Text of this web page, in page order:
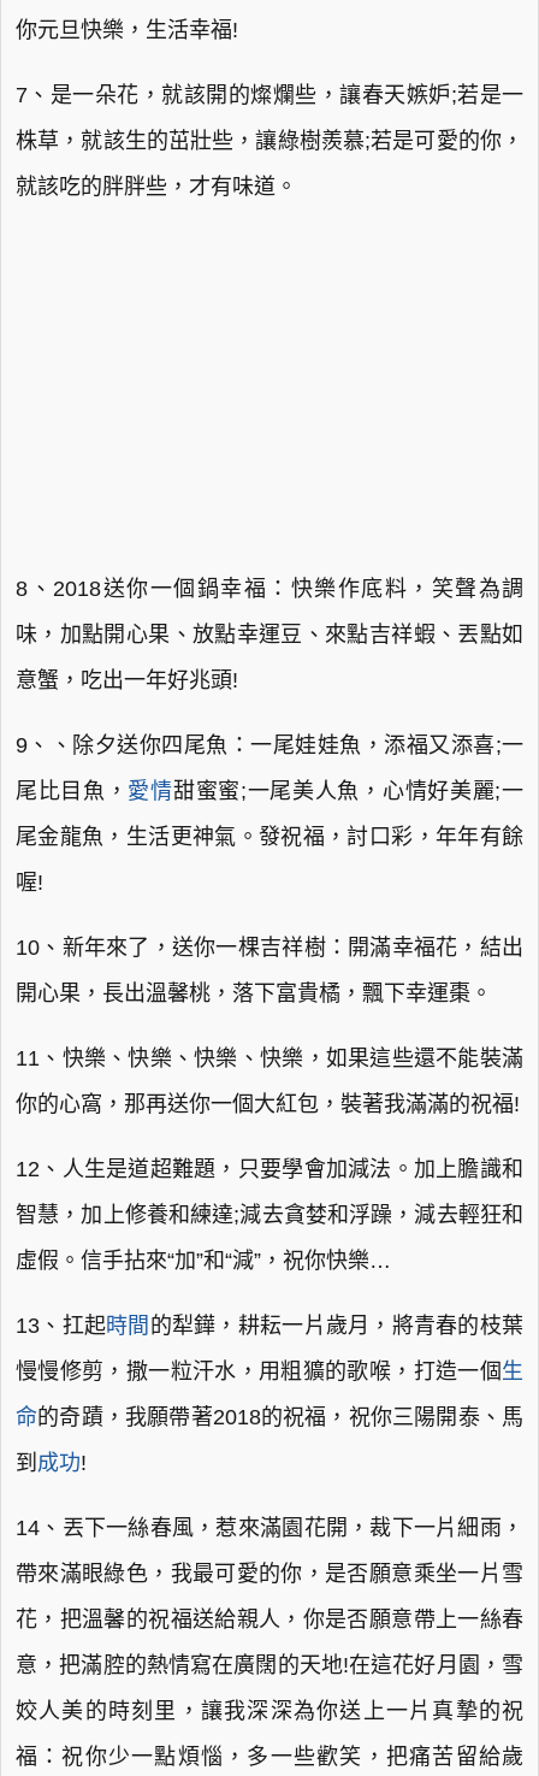
你元旦快樂，生活幸福!
7、是一朵花，就該開的燦爛些，讓春天嫉妒;若是一
株草，就該生的茁壯些，讓綠樹羨慕;若是可愛的你，
就該吃的胖胖些，才有味道。
8、2018送你一個鍋幸福：快樂作底料，笑聲為調
味，加點開心果、放點幸運豆、來點吉祥蝦、丟點如
意蟹，吃出一年好兆頭!
9、、除夕送你四尾魚：一尾娃娃魚，添福又添喜;一
尾比目魚， 愛情甜蜜蜜;一尾美人魚，心情好美麗;一
尾金龍魚，生活更神氣。發祝福，討口彩，年年有餘
喔!
10、新年來了，送你一棵吉祥樹：開滿幸福花，結出
開心果，長出溫馨桃，落下富貴橘，飄下幸運棗。
11、快樂、快樂、快樂、快樂，如果這些還不能裝滿
你的心窩，那再送你一個大紅包，裝著我滿滿的祝福!
12、人生是道超難題，只要學會加減法。加上膽識和
智慧，加上修養和練達;減去貪婪和浮躁，減去輕狂和
虛假。信手拈來“加”和“減”，祝你快樂…
13、扛起時間 的犁鏵，耕耘一片歲月，將青春的枝葉
慢慢修剪，撒一粒汗水，用粗獷的歌喉，打造一個生
命的奇蹟，我願帶著2018的祝福，祝你三陽開泰、馬
到 成功!
14、丟下一絲春風，惹來滿園花開，裁下一片細雨，
帶來滿眼綠色，我最可愛的你，是否願意乘坐一片雪
花，把溫馨的祝福送給親人，你是否願意帶上一絲春
意，把滿腔的熱情寫在廣闊的天地!在這花好月園，雪
姣人美的時刻里，讓我深深為你送上一片真摯的祝
福：祝你少一點煩惱，多一些歡笑，把痛苦留給歲